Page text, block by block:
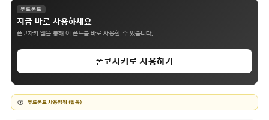
무료폰트
지금 바로 사용하세요
폰코자키 앱을 통해 이 폰트를 바로 사용할 수 있습니다.
폰코자키로 사용하기
무료폰트 사용범위 (필독)